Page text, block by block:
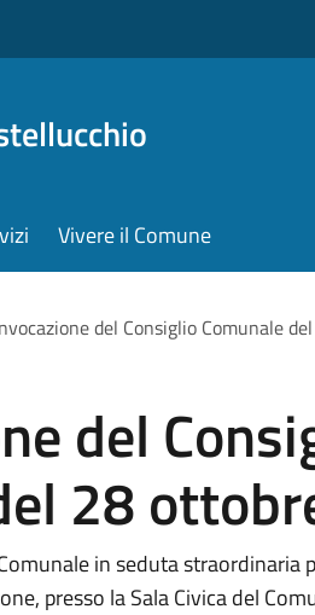
Vivere il Comune
del Consiglio Comunale
del
28
in seduta straordinaria
presso la Sala Civica del